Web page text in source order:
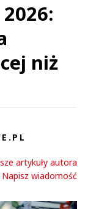
niż
artykuły autora
Napisz wiadomość